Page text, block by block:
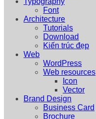
Font
Architecture
Tutorials
Download
Kiến trúc đẹp
Web
WordPress
Web resources
Icon
Vector
Brand Design
Business Card
Brochure